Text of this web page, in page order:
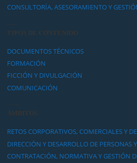
CONSULTORÍA, ASESORAMIENTO Y
TIPOS DE CONTENIDO
DOCUMENTOS TÉCNICOS
FORMACIÓN
FICCIÓN Y DIVULGACIÓN
COMUNICACIÓN
ÁMBITOS
RETOS CORPORATIVOS, COMERCIALES Y
DIRECCIÓN Y DESARROLLO DE PERSONAS
CONTRATACIÓN, NORMATIVA Y GESTIÓN